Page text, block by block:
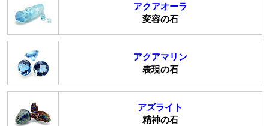
アクアオーラ
変容の石
アクアマリン
表現の石
アズライト
精神の石